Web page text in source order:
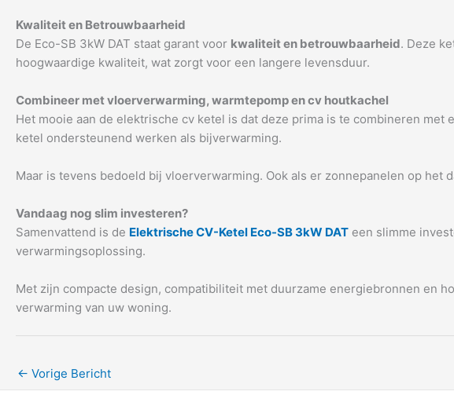
Kwaliteit en Betrouwbaarheid
De Eco-SB 3kW DAT staat garant voor kwaliteit en betrouwbaarheid. Deze
hoogwaardige kwaliteit, wat zorgt voor een langere levensduur.
Combineer met vloerverwarming, warmtepomp en cv houtkachel
Het mooie aan de elektrische cv ketel is dat deze prima is te combineren
ketel ondersteunend werken als bijverwarming.
Maar is tevens bedoeld bij vloerverwarming. Ook als er zonnepanelen op
Vandaag nog slim investeren?
Samenvattend is de Elektrische CV-Ketel Eco-SB 3kW DAT een slimme
verwarmingsoplossing.
Met zijn compacte design, compatibiliteit met duurzame energiebronnen en
verwarming van uw woning.
← Vorige Bericht